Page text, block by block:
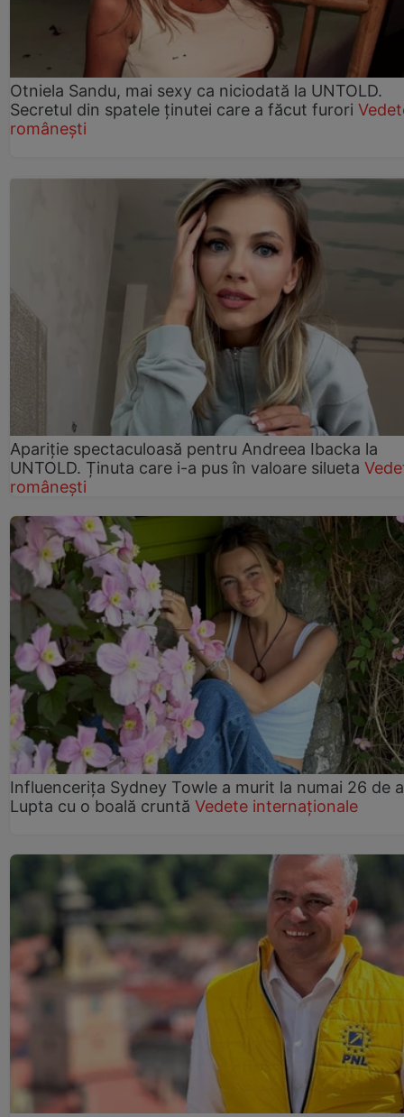
Otniela Sandu, mai sexy ca niciodată la UNTOLD.
Secretul din spatele ținutei care a făcut furori
românești
Apariție spectaculoasă pentru Andreea Ibacka la
UNTOLD. Ținuta care i-a pus în valoare silueta
românești
Influencerița Sydney Towle a murit la numai 26 de
Lupta cu o boală cruntă Vedete internaționale